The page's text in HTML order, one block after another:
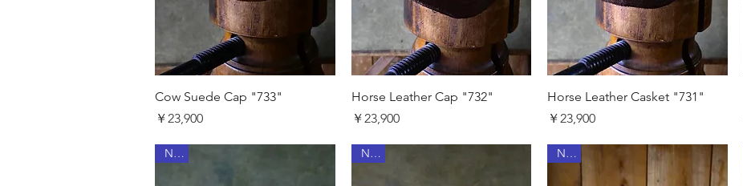
クイックビュー
Cow Suede Cap "733"
価格
￥23,900
クイックビュー
Horse Leather Cap "732"
価格
￥23,900
クイックビュー
Horse Leather Casket "731"
価格
￥23,900
New New New